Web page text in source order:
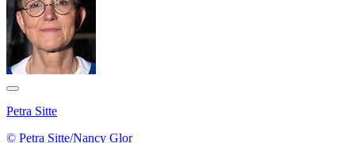
Petra Sitte
© Petra Sitte/Nancy Glor